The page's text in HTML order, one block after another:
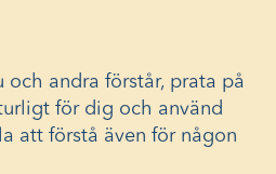
och andra förstår, prata på
för dig och använd
att förstå även för någon